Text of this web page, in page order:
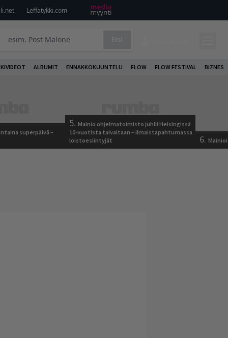
Leffatykki.com
ALBUMIT ENNAKKOKUUNTELU FLOW FLOW FESTIVAL BIZNES
superpäivä –
5. Mainio ohjelmatoimisto juhlii Helsingissä
10-vuotista taivaltaan – ilmaistapahtumassa
loistoesiintyjät
6.